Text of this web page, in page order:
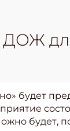
будет
будет,